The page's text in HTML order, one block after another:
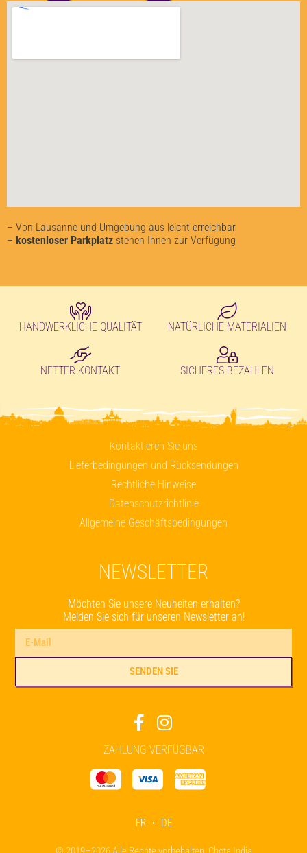
– Von Lausanne und Umgebung aus leicht erreichbar
– kostenloser Parkplatz stehen Ihnen zur Verfügung
HANDWERKLICHE QUALITÄT NATÜRLICHE MATERIALIEN
NETTER KONTAKT SICHERES BEZAHLEN
Kontaktieren Sie uns
Lieferbedingungen und Rücksendungen
Rechtliche Hinweise
Datenschutzrichtlinie
Allgemeine Geschäftsbedingungen
NEWSLETTER
Möchten Sie unsere Neuheiten erhalten?
Melden Sie sich für unseren Newsletter an!
SENDEN SIE
ZAHLUNG VERFÜGBAR
FR DE